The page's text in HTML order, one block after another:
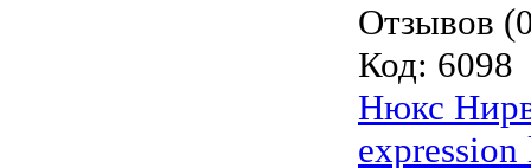
Отзывов
Код: 6098
Нюкс